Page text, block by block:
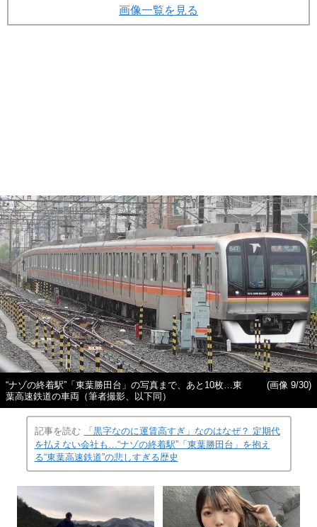
画像一覧を見る
“ナゾの終着駅”「東葉勝田台」の写真まで、あと10枚…東
葉高速鉄道の車両（筆者撮影、以下同）
(画像 9/30)
記事を読む
「黒字なのに運賃高すぎ」なのはなぜ？ 定期代
を払えない会社も…“ナゾの終着駅”「東葉勝田台」を抱え
る“東葉高速鉄道”の悲しすぎる歴史